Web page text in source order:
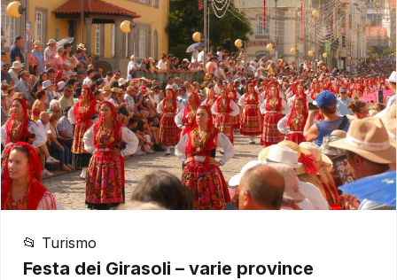
📂 Turismo
Festa dei Girasoli – varie province